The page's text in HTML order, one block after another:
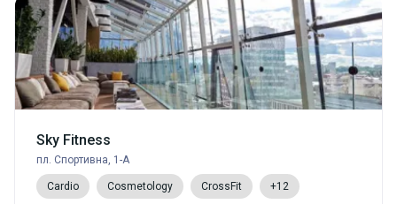
Sky Fitness
пл. Спортивна, 1-А
Cardio Cosmetology CrossFit +12